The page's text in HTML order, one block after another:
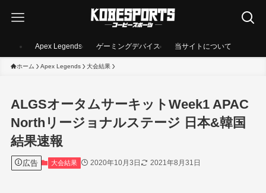
Apex Legends ゲーミングデバイス 当サイトについて
ホーム Apex Legends 大会結果
ALGSオータムサーキットWeek1 APAC
Northリージョナルステージ 日本&韓国
結果速報
広告 大会結果 2020年10月3日 2021年8月31日